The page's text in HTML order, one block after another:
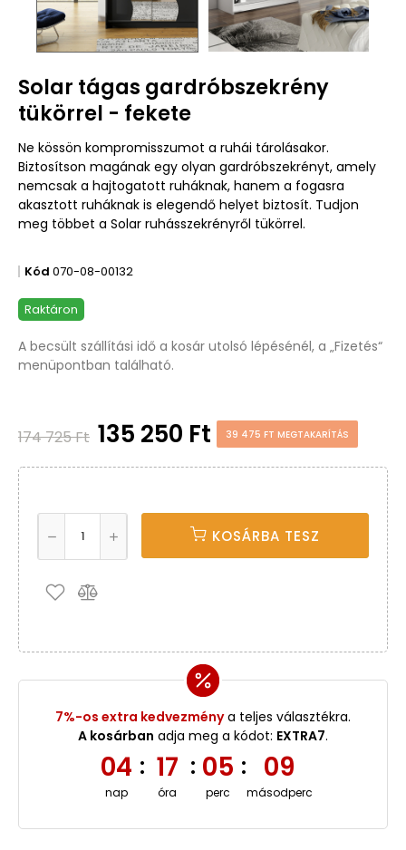
Solar tágas gardróbszekrény
tükörrel - fekete
Ne kössön kompromisszumot a ruhái tárolásakor.
Biztosítson magának egy olyan gardróbszekrényt, amely
nemcsak a hajtogatott ruháknak, hanem a fogasra
akasztott ruháknak is elegendő helyet biztosít. Tudjon
meg többet a Solar ruhásszekrényről tükörrel.
Kód 070-08-00132
Raktáron
A becsült szállítási idő a kosár utolsó lépésénél, a „Fizetés“
menüpontban található.
174 725 Ft 135 250 Ft 39 475 FT MEGTAKARÍTÁS
KOSÁRBA TESZ
7%-os extra kedvezménya teljes választékra.
A kosárban adja meg a kódot: EXTRA7.
04
nap
: 17
óra
: 05
perc
: 08
másodperc